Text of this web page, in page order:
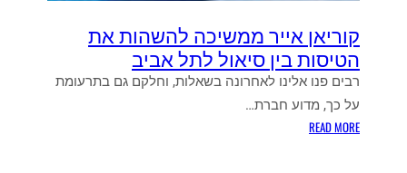
קוריאן אייר ממשיכה להשהות את
הטיסות בין סיאול לתל אביב
רבים פנו אלינו לאחרונה בשאלות, וחלקם גם בתרעומת
על כך, מדוע חברת…
READ MORE
: